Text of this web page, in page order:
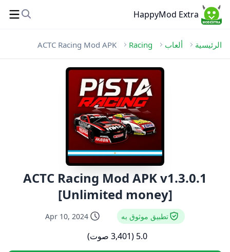
HappyMod Extra
الرئيسية ألعاب Racing
ACTC Racing Mod APK
ACTC Racing Mod APK v1.3.0.1
[Unlimited money]
تطبيق موثوق به Apr 10, 2024
5.0 (3,401 صوت)